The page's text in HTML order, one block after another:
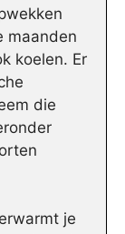
maanden
koelen. Er
die
je